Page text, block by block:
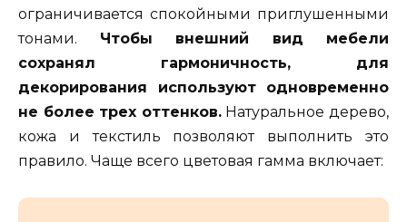
ограничивается спокойными приглушенными
тонами. Чтобы внешний вид мебели
сохранял гармоничность, для
декорирования используют одновременно
не более трех оттенков.Натуральное дерево,
кожа и текстиль позволяют выполнить это
правило. Чаще всего цветовая гамма включает: